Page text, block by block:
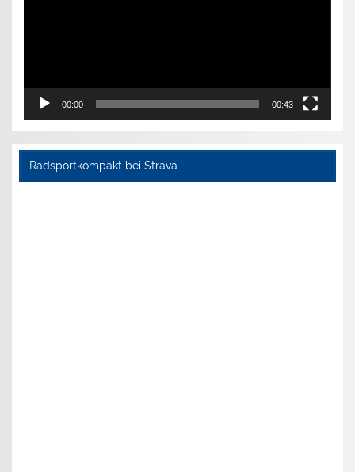
00:00 00:43
Radsportkompakt bei Strava